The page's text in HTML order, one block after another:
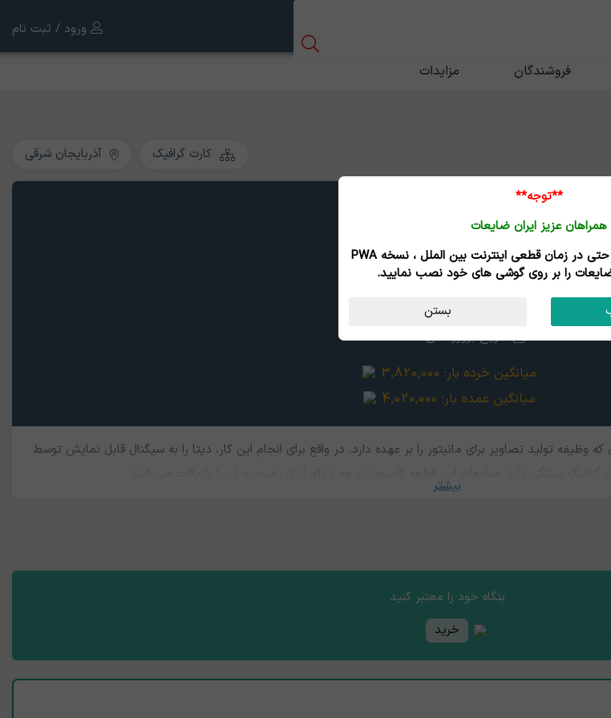
ورود / ثبت نام
فروشندگان مزایدات
کارت گرافیک آذربایجان شرقی
کارت گرافیک
تاریخ بروزرسانی : 05/05/17
میانگین خرده بار: 3,820,000
میانگین عمده بار: 4,020,000
تولید تصاویر برای مانیتور را بر عهده دارد. در واقع برای انجام این کار، دیتا را به سیگنال قابل نمایش توسط
بیشتر
بنگاه خود را معتبر کنید
خرید
**توجه**
همراهان عزیز ایران ضایعات
برای دسترسی همیشگی حتی در زمان قطعی اینترنت بین الملل ، نسخه PWA
ضایعات را بر روی گوشی های خود نصب نمایید.
بستن